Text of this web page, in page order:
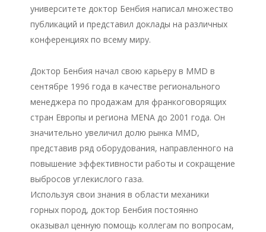
университете доктор Бенбия написал множество
публикаций и представил доклады на различных
конференциях по всему миру.
Доктор Бенбия начал свою карьеру в MMD в
сентябре 1996 года в качестве регионального
менеджера по продажам для франкоговорящих
стран Европы и региона MENA до 2001 года. Он
значительно увеличил долю рынка MMD,
представив ряд оборудования, направленного на
повышение эффективности работы и сокращение
выбросов углекислого газа.
Используя свои знания в области механики
горных пород, доктор Бенбия постоянно
оказывал ценную помощь коллегам по вопросам,